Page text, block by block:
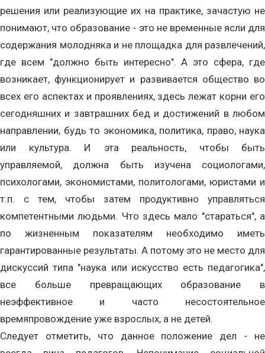
решения или реализующие их на практике, зачастую не
понимают, что образование - это не временные ясли для
содержания молодняка и не площадка для развлечений,
где всем "должно быть интересно". А это сфера, где
возникает, функционирует и развивается общество во
всех его аспектах и проявлениях, здесь лежат корни его
сегодняшних и завтрашних бед и достижений в любом
направлении, будь то экономика, политика, право, наука
или культура. И эта реальность, чтобы быть
управляемой, должна быть изучена социологами,
психологами, экономистами, политологами, юристами и
т.п. с тем, чтобы затем продуктивно управляться
компетентными людьми. Что здесь мало "стараться", а
по жизненным показателям необходимо иметь
гарантированные результаты. А потому это не место для
дискуссий типа "наука или искусство есть педагогика",
все больше превращающих образование в
неэффективное и часто несостоятельное
времяпровождение уже взрослых, а не детей.
Следует отметить, что данное положение дел - не